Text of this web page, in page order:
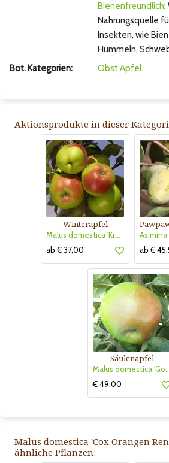
Bienenfreundlich:
Nahrungsquelle
Insekten, wie
Hummeln,
Bot. Kategorien:
ObstApfel
Aktionsprodukte in dieser
Winterapfel
Malus domestica 'Kronprinz Rudolf'
ab € 37,00
ab €
Säulenapfel
Malus
€ 49,00
Malus domestica 'Cox Orangen
ähnliche Pflanzen: